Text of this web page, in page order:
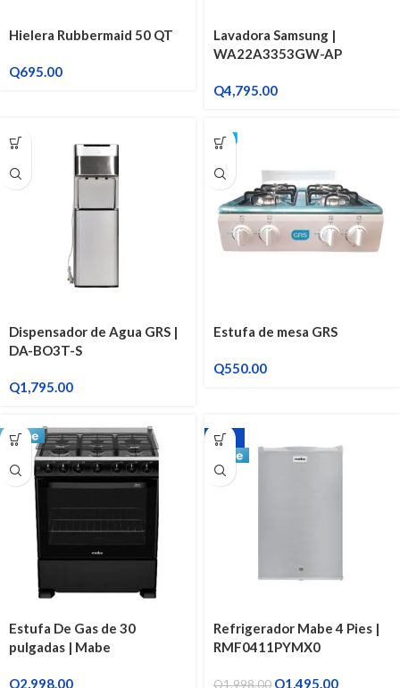
Hielera Rubbermaid 50 QT
Q695.00
Lavadora Samsung |
WA22A3353GW-AP
Q4,795.00
Dispensador de Agua GRS |
DA-BO3T-S
Q1,795.00
Estufa de mesa GRS
Q550.00
Estufa De Gas de 30
pulgadas | Mabe
Q2,998.00
-25%
Refrigerador Mabe 4 Pies |
RMF0411PYMX0
Q1,998.00 Q1,495.00